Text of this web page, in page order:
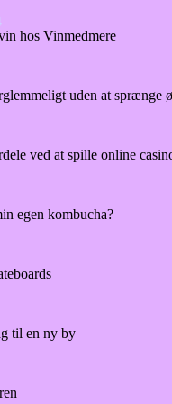
hos Vinmedmere
uden at sprænge
ved at spille online
egen kombucha?
til en ny by